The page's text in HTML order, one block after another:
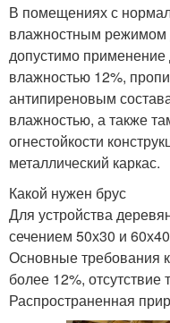
В помещениях с
влажностным режимом
допустимо
влажностью 12%,
антипиреновым
влажностью, а также
огнестойкости
металлический каркас.
Какой нужен брус
Для устройства
сечением 50х30 и
Основные требования
более 12%,
Распространенная